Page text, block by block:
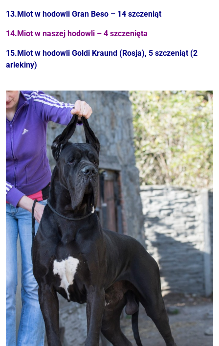
13.Miot w hodowli Gran Beso – 14 szczeniąt
14.Miot w naszej hodowli – 4 szczenięta
15.Miot w hodowli Goldi Kraund (Rosja), 5 szczeniąt (2
arlekiny)